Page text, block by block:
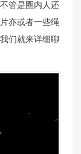
管是圈内人还
亦或者一些绳
们就来详细聊